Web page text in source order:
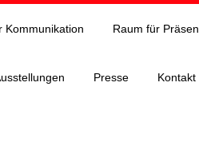
Kommunikation Raum für
Presse Kontakt